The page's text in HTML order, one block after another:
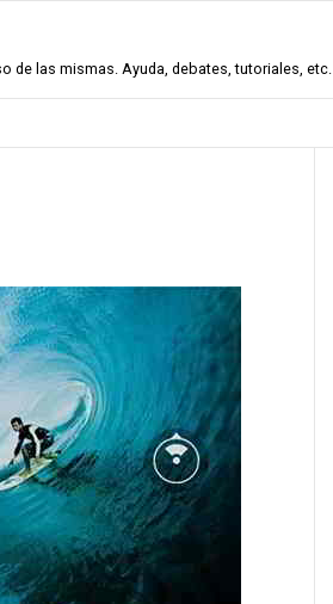
de las mismas. Ayuda, debates, tutoriales, etc.